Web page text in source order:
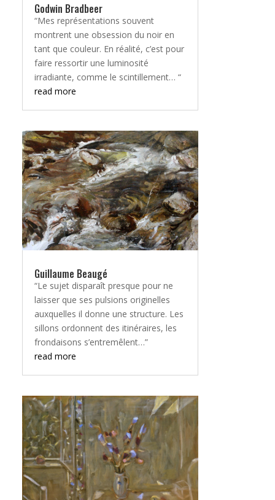
Godwin Bradbeer
“Mes représentations souvent
montrent une obsession du noir en
tant que couleur. En réalité, c’est pour
faire ressortir une luminosité
irradiante, comme le scintillement… “
read more
Guillaume Beaugé
“Le sujet disparaît presque pour ne
laisser que ses pulsions originelles
auxquelles il donne une structure. Les
sillons ordonnent des itinéraires, les
frondaisons s’entremêlent…”
read more